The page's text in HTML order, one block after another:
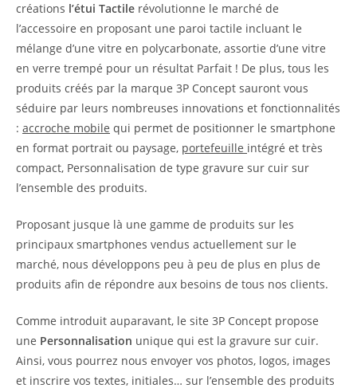
créations l’étui Tactile révolutionne le marché de
l’accessoire en proposant une paroi tactile incluant le
mélange d’une vitre en polycarbonate, assortie d’une vitre
en verre trempé pour un résultat Parfait ! De plus, tous les
produits créés par la marque 3P Concept sauront vous
séduire par leurs nombreuses innovations et fonctionnalités
: accroche mobile qui permet de positionner le smartphone
en format portrait ou paysage, portefeuille intégré et très
compact, Personnalisation de type gravure sur cuir sur
l’ensemble des produits.
Proposant jusque là une gamme de produits sur les
principaux smartphones vendus actuellement sur le
marché, nous développons peu à peu de plus en plus de
produits afin de répondre aux besoins de tous nos clients.
Comme introduit auparavant, le site 3P Concept propose
une Personnalisation unique qui est la gravure sur cuir.
Ainsi, vous pourrez nous envoyer vos photos, logos, images
et inscrire vos textes, initiales… sur l’ensemble des produits